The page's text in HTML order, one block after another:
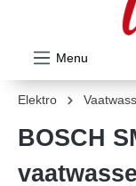
Menu
Elektro
BOSCH